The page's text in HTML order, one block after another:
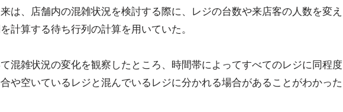
は、店舗内の混雑状況を検討する際に、レジの台数や来店客の人数を変え
計算する待ち行列の計算を用いていた。
混雑状況の変化を観察したところ、時間帯によってすべてのレジに同程度
や空いているレジと混んでいるレジに分かれる場合があることがわかった